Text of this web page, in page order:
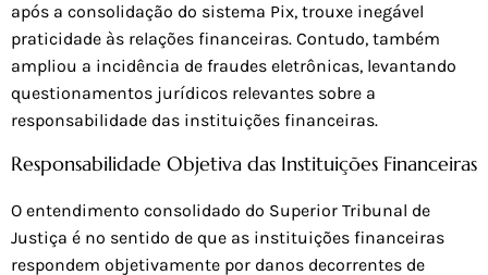
após a consolidação do sistema Pix, trouxe inegável
praticidade às relações financeiras. Contudo, também
ampliou a incidência de fraudes eletrônicas, levantando
questionamentos jurídicos relevantes sobre a
responsabilidade das instituições financeiras.
Responsabilidade Objetiva das Instituições Financeiras
O entendimento consolidado do Superior Tribunal de
Justiça é no sentido de que as instituições financeiras
respondem objetivamente por danos decorrentes de